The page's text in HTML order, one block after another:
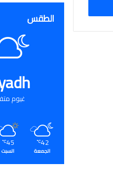
الطقس
غيوم
42
℃
الجمعة
45
℃
السبت